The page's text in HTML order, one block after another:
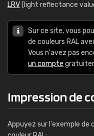
LRV(light reflectance
Sur ce site, vous
de couleurs RAL
Vous n'avez pas
un compte
Impression de
Appuyez sur l'exemple de